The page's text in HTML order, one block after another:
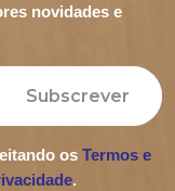
novidades e
Subscrever
os Termos e
.